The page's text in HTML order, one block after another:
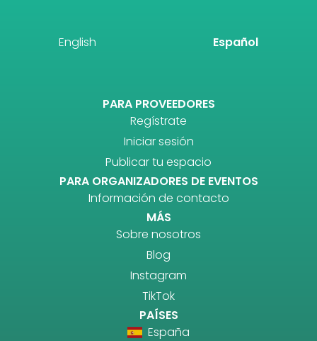
English Español
PARA PROVEEDORES
Regístrate
Iniciar sesión
Publicar tu espacio
PARA ORGANIZADORES DE EVENTOS
Información de contacto
MÁS
Sobre nosotros
Blog
Instagram
TikTok
PAÍSES
España